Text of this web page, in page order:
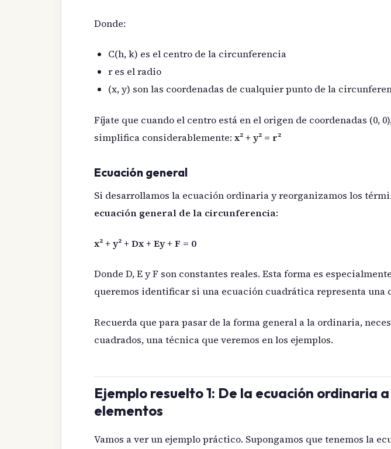
Donde:
C(h, k) es el centro de la circunferencia
r es el radio
(x, y) son las coordenadas de cualquier punto de la
Fíjate que cuando el centro está en el origen de coordenadas (0,
simplifica considerablemente: x² + y² = r²
Ecuación general
Si desarrollamos la ecuación ordinaria y reorganizamos los
ecuación general de la circunferencia:
x² + y² + Dx + Ey + F = 0
Donde D, E y F son constantes reales. Esta forma es
queremos identificar si una ecuación cuadrática representa una
Recuerda que para pasar de la forma general a la ordinaria,
cuadrados, una técnica que veremos en los ejemplos.
Ejemplo resuelto 1: De la ecuación ordinaria
elementos
Vamos a ver un ejemplo práctico. Supongamos que tenemos la